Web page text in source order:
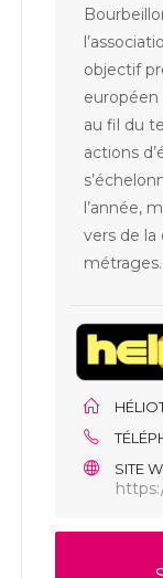
objectif
au fil du
actions
l’année,
vers de
métrages.
SITE